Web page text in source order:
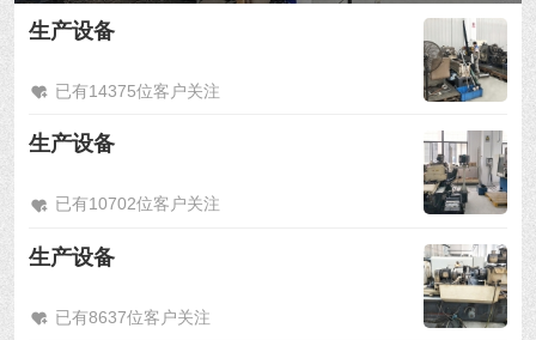
生产设备
已有14375位客户关注
生产设备
已有10702位客户关注
生产设备
已有8637位客户关注